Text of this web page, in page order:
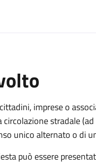
imprese o
stradale
unico alternato o di
può essere